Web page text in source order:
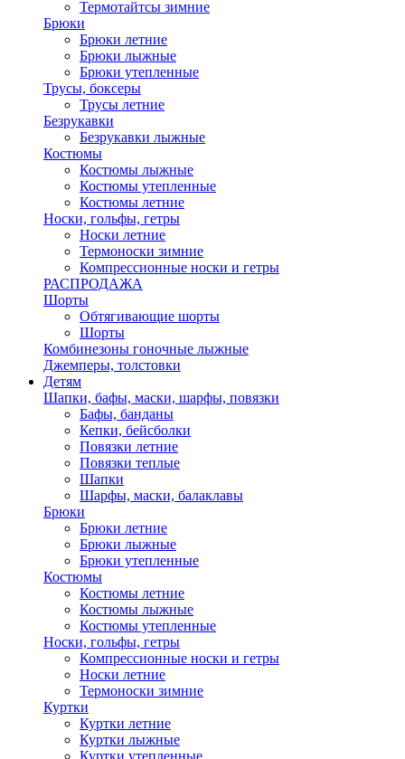
Термотайтсы зимние
Брюки
Брюки летние
Брюки лыжные
Брюки утепленные
Трусы, боксеры
Трусы летние
Безрукавки
Безрукавки лыжные
Костюмы
Костюмы лыжные
Костюмы утепленные
Костюмы летние
Носки, гольфы, гетры
Носки летние
Термоноски зимние
Компрессионные носки и гетры
РАСПРОДАЖА
Шорты
Обтягивающие шорты
Шорты
Комбинезоны гоночные лыжные
Джемперы, толстовки
Детям
Шапки, бафы, маски, шарфы, повязки
Бафы, банданы
Кепки, бейсболки
Повязки летние
Повязки теплые
Шапки
Шарфы, маски, балаклавы
Брюки
Брюки летние
Брюки лыжные
Брюки утепленные
Костюмы
Костюмы летние
Костюмы лыжные
Костюмы утепленные
Носки, гольфы, гетры
Компрессионные носки и гетры
Носки летние
Термоноски зимние
Куртки
Куртки летние
Куртки лыжные
Куртки утепленные